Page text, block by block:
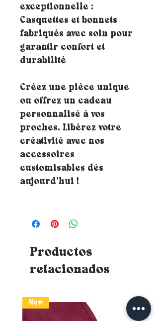
exceptionnelle :
Casquettes et bonnets
fabriqués avec soin pour
garantir confort et
durabilité
Créez une pièce unique
ou offrez un cadeau
personnalisé à vos
proches. Libérez votre
créativité avec nos
accessoires
customisables dès
aujourd’hui !
Productos
relacionados
New New